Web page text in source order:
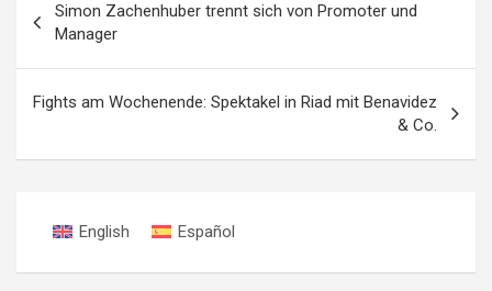
Simon Zachenhuber trennt sich von Promoter und
Manager
Fights am Wochenende: Spektakel in Riad mit Benavidez
& Co.
English Español